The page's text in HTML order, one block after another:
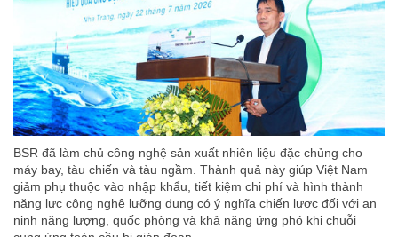
BSR đã làm chủ công nghệ sản xuất nhiên liệu đặc chủng cho
máy bay, tàu chiến và tàu ngầm. Thành quả này giúp Việt Nam
giảm phụ thuộc vào nhập khẩu, tiết kiệm chi phí và hình thành
năng lực công nghệ lưỡng dụng có ý nghĩa chiến lược đối với an
ninh năng lượng, quốc phòng và khả năng ứng phó khi chuỗi